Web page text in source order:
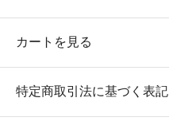
カートを見る
特定商取引法に基づく表記